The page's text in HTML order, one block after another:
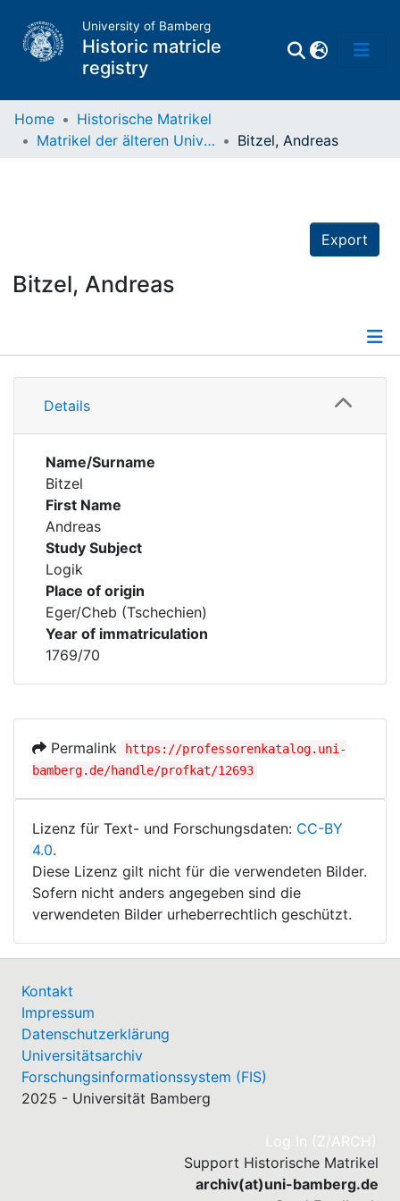
University of Bamberg
Historic matricle
registry
Home
Historische Matrikel
Matrikel der älteren Universität
Bitzel, Andreas
Export
Bitzel, Andreas
Details
Details
Name/Surname
Bitzel
First Name
Andreas
Study Subject
Logik
Place of origin
Eger/Cheb (Tschechien)
Year of immatriculation
1769/70
Permalink
https://professorenkatalog.uni-
bamberg.de/handle/profkat/12693
Lizenz für Text- und Forschungsdaten: CC-BY
4.0.
Diese Lizenz gilt nicht für die verwendeten Bilder.
Sofern nicht anders angegeben sind die
verwendeten Bilder urheberrechtlich geschützt.
Kontakt
Impressum
Datenschutzerklärung
Universitätsarchiv
Forschungsinformationssystem (FIS)
2025 - Universität Bamberg
Log In (Z/ARCH)
Support Historische Matrikel
archiv(at)uni-bamberg.de